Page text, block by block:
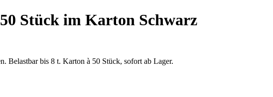
Stück im Karton Schwarz
Belastbar bis 8 t. Karton à 50 Stück, sofort ab Lager.